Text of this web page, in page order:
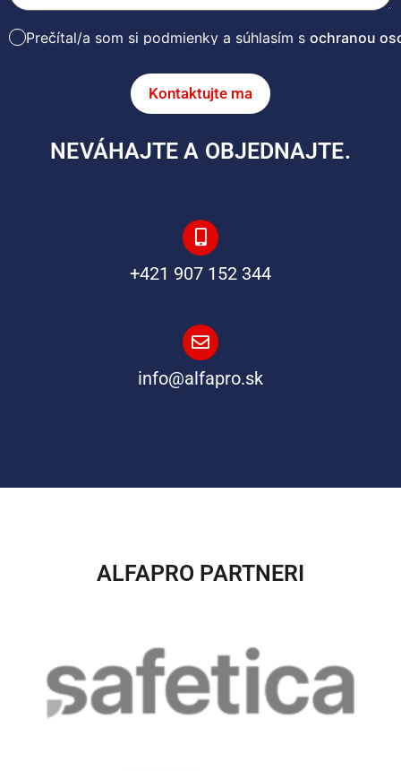
Prečítal/a som si podmienky a súhlasím sochranou
Kontaktujte ma
NEVÁHAJTE A OBJEDNAJTE.
+421 907 152 344
info@alfapro.sk
ALFAPRO PARTNERI​